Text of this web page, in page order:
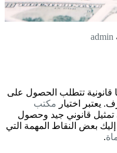
admin
قانونية تتطلب الحصول على
يعتبر اختيار مكتب
قانوني جيد وحصول
إليك بعض النقاط المهمة التي
.